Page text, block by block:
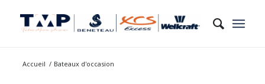
Accueil / Bateaux d'occasion